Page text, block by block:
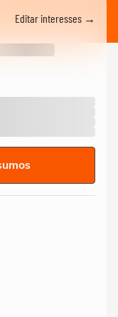
Editar interesses →